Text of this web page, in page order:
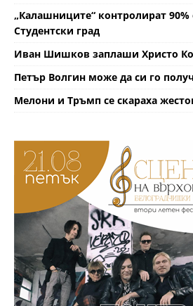
„Калашниците“ контролират
Студентски град
Иван Шишков заплаши Христо
Петър Волгин може да си го
Мелони и Тръмп се скараха